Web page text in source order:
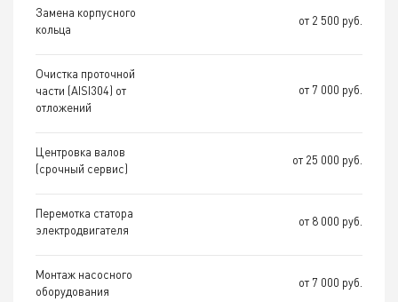
Замена корпусного
кольца
от 2 500 руб.
Очистка проточной
части (AISI304) от
отложений
от 7 000 руб.
Центровка валов
(срочный сервис)
от 25 000 руб.
Перемотка статора
электродвигателя
от 8 000 руб.
Монтаж насосного
оборудования
от 7 000 руб.